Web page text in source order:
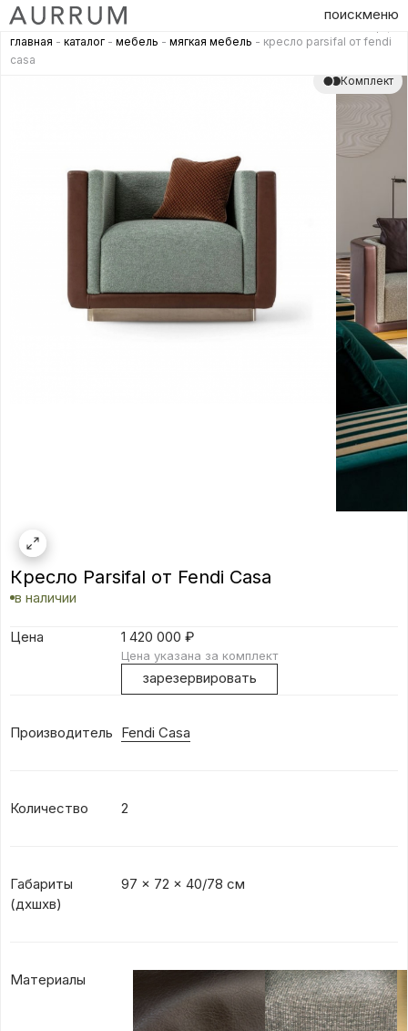
поискменю
главная - каталог - мебель - мягкая мебель - кресло parsifal от fendi
casa
Комплект
Кресло Parsifal от Fendi Casa
в наличии
Цена 1 420 000 ₽
Цена указана за комплект
зарезервировать
Производитель Fendi Casa
Количество 2
Габариты
(дхшхв)
97 x 72 x 40/78 см
Материалы